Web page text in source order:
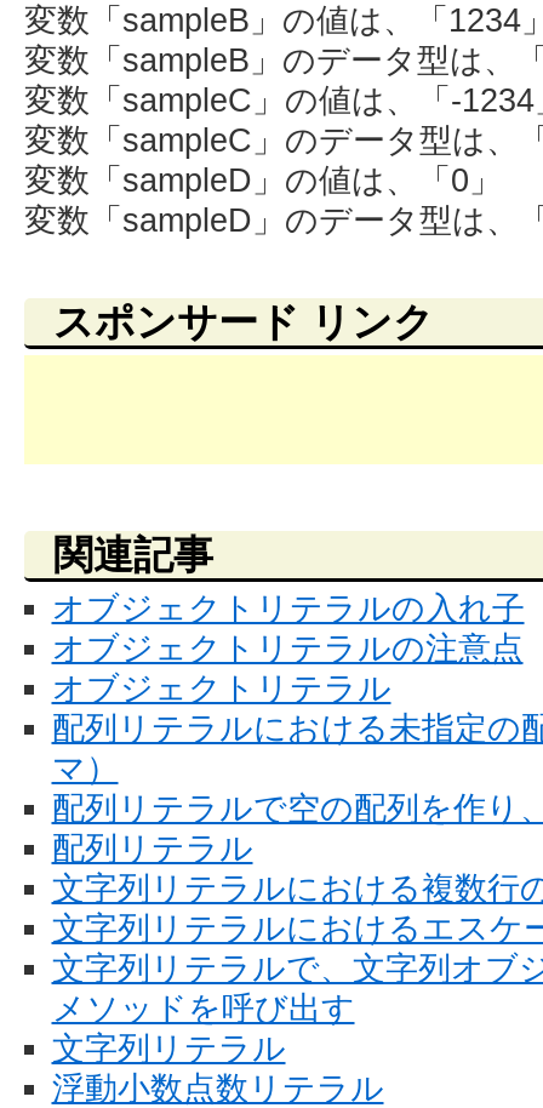
変数「sampleB」の値は、「1234
変数「sampleB」のデータ型は、
変数「sampleC」の値は、「-1234
変数「sampleC」のデータ型は、
変数「sampleD」の値は、「0」
変数「sampleD」のデータ型は、
スポンサード リンク
関連記事
オブジェクトリテラルの入れ子
オブジェクトリテラルの注意点
オブジェクトリテラル
配列リテラルにおける未指定の
マ）
配列リテラルで空の配列を作り
配列リテラル
文字列リテラルにおける複数行
文字列リテラルにおけるエスケ
文字列リテラルで、文字列オブ
メソッドを呼び出す
文字列リテラル
浮動小数点数リテラル